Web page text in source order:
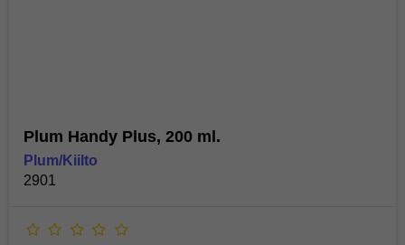
Plum Handy Plus, 200 ml.
Plum/Kiilto
2901